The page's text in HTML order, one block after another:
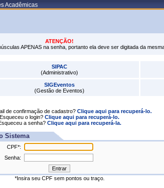
Acadêmicas
ATENÇÃO!
APENAS na senha, portanto ela deve ser digitada da
SIPAC
(Administrativo)
SIGEventos
(Gestão de Eventos)
de confirmação de cadastro? Clique aqui para recuperá-lo.
Esqueceu o login? Clique aqui para recuperá-lo.
a senha? Clique aqui para recuperá-la.
Sistema
CPF*:
Senha:
*Insira seu CPF sem pontos ou traço.